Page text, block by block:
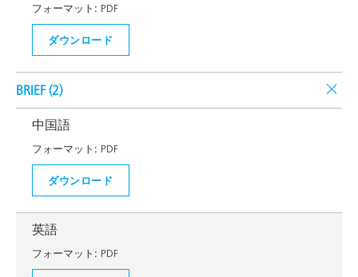
フォーマット: PDF
ダウンロード
BRIEF (2)
中国語
フォーマット: PDF
ダウンロード
英語
フォーマット: PDF